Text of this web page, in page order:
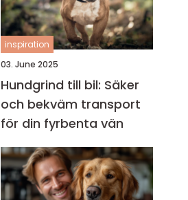
inspiration
03. June 2025
Hundgrind till bil: Säker
och bekväm transport
för din fyrbenta vän